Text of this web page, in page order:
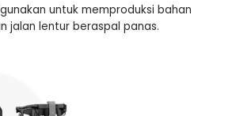
untuk memproduksi bahan
jalan lentur beraspal panas.